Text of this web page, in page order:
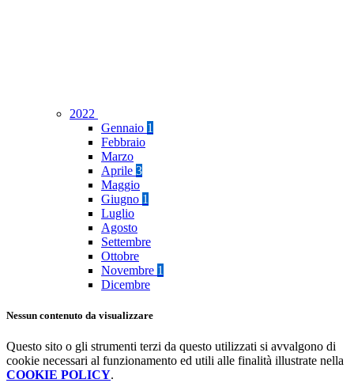
2022
Gennaio 1
Febbraio
Marzo
Aprile 3
Maggio
Giugno 1
Luglio
Agosto
Settembre
Ottobre
Novembre 1
Dicembre
Nessun contenuto da visualizzare
Questo sito o gli strumenti terzi da questo utilizzati si avvalgono di
cookie necessari al funzionamento ed utili alle finalità illustrate nella
COOKIE POLICY.